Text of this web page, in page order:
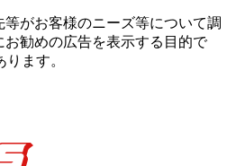
がお客様のニーズ等について調
勧めの広告を表⽰する⽬的で
ます。